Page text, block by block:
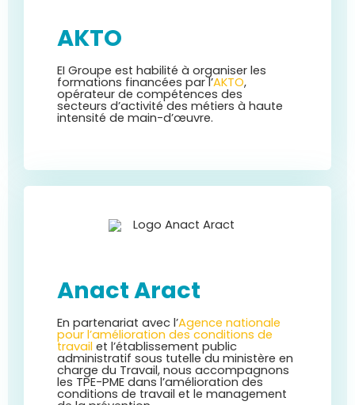
AKTO
EI Groupe est habilité à organiser les
formations financées par l’AKTO,
opérateur de compétences des
secteurs d’activité des métiers à haute
intensité de main-d’œuvre.
Anact Aract
En partenariat avec l’Agence nationale
pour l’amélioration des conditions de
travail et l’établissement public
administratif sous tutelle du ministère en
charge du Travail, nous accompagnons
les TPE-PME dans l’amélioration des
conditions de travail et le management